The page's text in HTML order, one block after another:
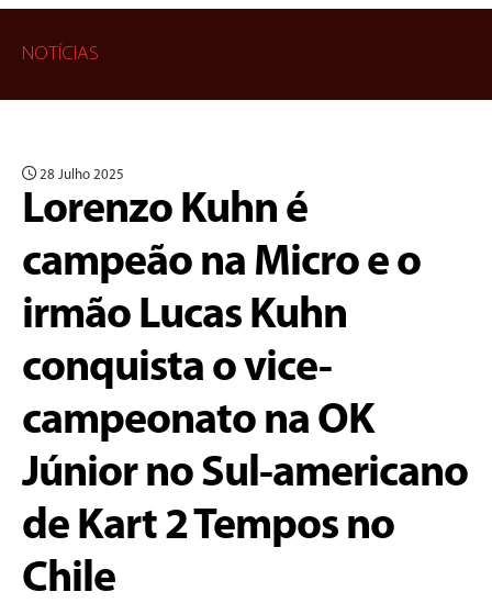
NOTÍCIAS
28 Julho 2025
Lorenzo Kuhn é
campeão na Micro e o
irmão Lucas Kuhn
conquista o vice-
campeonato na OK
Júnior no Sul-americano
de Kart 2 Tempos no
Chile